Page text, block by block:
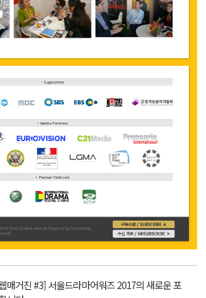
매거진 #3] 서울드라마어워즈 2017의 새로운 포